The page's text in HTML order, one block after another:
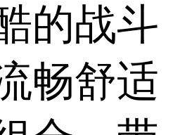
的战斗
畅舒适